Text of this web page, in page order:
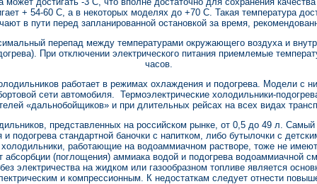
+ 54-60 С, а в некоторых моделях до +70 С. Такая температура
в пути перед запланированной остановкой за время,
перепад между температурами окружающего воздуха и
При отключении электрического питания приемлемые
часов.
работает в режимах охлаждения и подогрева. Модели с
сети автомобиля. Термоэлектрические холодильники-
«дальнобойщиков» и при длительных рейсах на всех видах
представленных на российском рынке, от 0,5 до 49 л.
подогрева стандартной баночки с напитком, либо бутылочки с
работающие на водоаммиачном растворе, тоже не
абсорбции (поглощения) аммиака водой и подогрева водоаммиачной
электричества на жидком или газообразном топливе является
и компрессионным. К недостаткам следует отнести